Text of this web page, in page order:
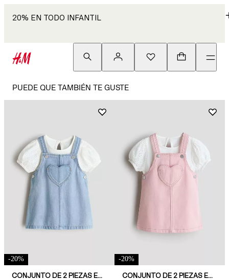
20% EN TODO INFANTIL
PUEDE QUE TAMBIÉN TE GUSTE
-20%
CONJUNTO DE 2 PIEZAS EN ALGODÓN
-20%
CONJUNTO DE 2 PIEZAS EN ALGODÓN